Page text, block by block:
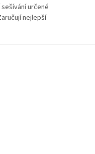
určené
nejlepší